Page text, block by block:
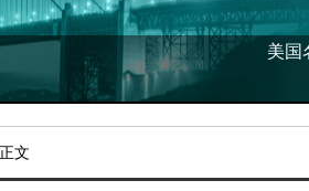
美国
文